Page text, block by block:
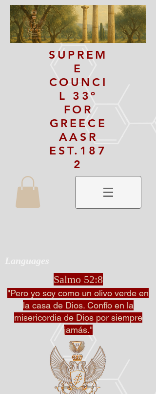
SUPREM
E
COUNCI
L 33º
FOR
GREECE
AASR
EST.187
2
Languages
Salmo 52:8
"Pero yo soy como un olivo verde en
la casa de Dios. Confío en la
misericordia de Dios por siempre
jamás."